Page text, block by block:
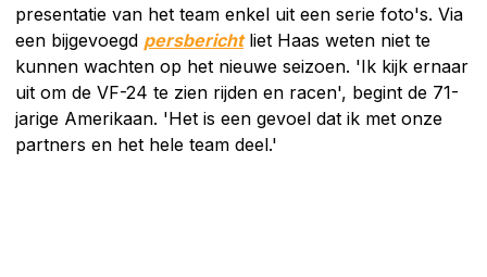
presentatie van het team enkel uit een serie foto's. Via
een bijgevoegd persberichtliet Haas weten niet te
kunnen wachten op het nieuwe seizoen. 'Ik kijk ernaar
uit om de VF-24 te zien rijden en racen', begint de 71-
jarige Amerikaan. 'Het is een gevoel dat ik met onze
partners en het hele team deel.'